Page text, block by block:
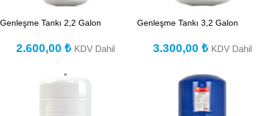
Genleşme Tankı 2,2 Galon
2.600,00 ₺ KDV Dahil
Genleşme Tankı 3,2 Galon
3.300,00 ₺ KDV Dahil